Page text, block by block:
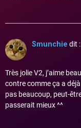
Smunchie dit :
Très jolie V2, j’aime
contre comme ça a
pas beaucoup, peut-
passerait mieux ^^